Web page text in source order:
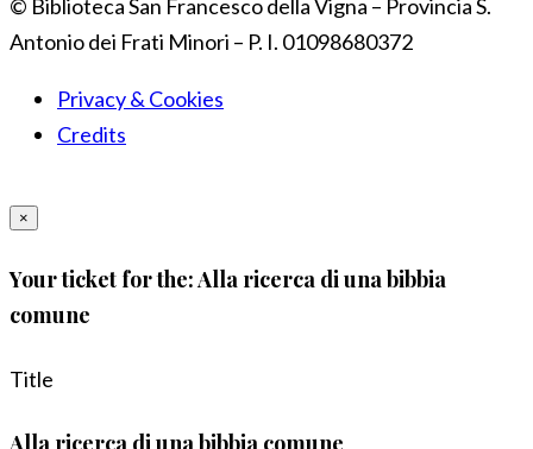
© Biblioteca San Francesco della Vigna – Provincia S.
Antonio dei Frati Minori – P. I. 01098680372
Privacy & Cookies
Credits
×
Your ticket for the: Alla ricerca di una bibbia
comune
Title
Alla ricerca di una bibbia comune